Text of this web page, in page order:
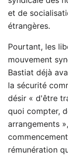
et de
étrangères.
Pourtant, les
mouvement
Bastiat déjà
la sécurité
désir « d'être
quoi compter,
arrangements
rémunération